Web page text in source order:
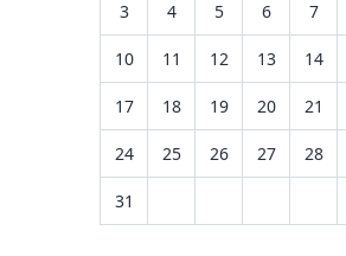
3 4 5 6 7
10 11 12 13 14
17 18 19 20 21
24 25 26 27 28
31